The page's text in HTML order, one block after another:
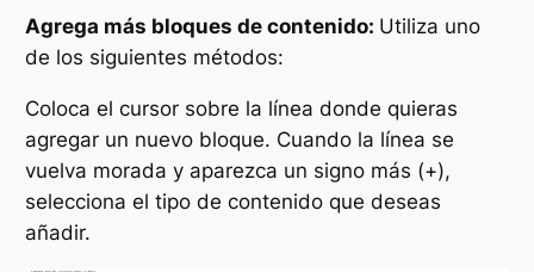
Agrega más bloques de contenido: Utiliza uno
de los siguientes métodos:
Coloca el cursor sobre la línea donde quieras
agregar un nuevo bloque. Cuando la línea se
vuelva morada y aparezca un signo más (+),
selecciona el tipo de contenido que deseas
añadir.